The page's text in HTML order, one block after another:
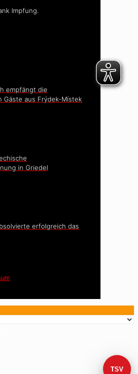
TSV
Impfung.
empfängt die
Gäste aus Frýdek-Místek
in Griedel
erfolgreich das